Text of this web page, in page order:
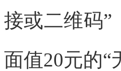
接或二维码”
面值20元的“